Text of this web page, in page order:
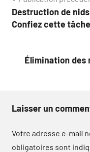
de
Destruction de
Confiez cette
Élimination des
Laisser un
Votre adresse e-mail
obligatoires sont